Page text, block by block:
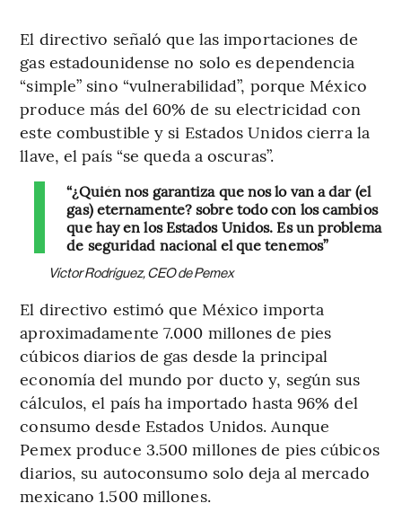
El directivo señaló que las importaciones de
gas estadounidense no solo es dependencia
“simple” sino “vulnerabilidad”, porque México
produce más del 60% de su electricidad con
este combustible y si Estados Unidos cierra la
llave, el país “se queda a oscuras”.
“¿Quién nos garantiza que nos lo van a dar (el
gas) eternamente? sobre todo con los cambios
que hay en los Estados Unidos. Es un problema
de seguridad nacional el que tenemos”
Víctor Rodríguez, CEO de Pemex
El directivo estimó que México importa
aproximadamente 7.000 millones de pies
cúbicos diarios de gas desde la principal
economía del mundo por ducto y, según sus
cálculos, el país ha importado hasta 96% del
consumo desde Estados Unidos. Aunque
Pemex produce 3.500 millones de pies cúbicos
diarios, su autoconsumo solo deja al mercado
mexicano 1.500 millones.